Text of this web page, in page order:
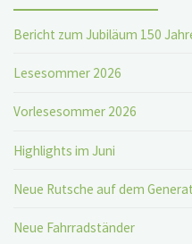
Bericht zum Jubiläum 150
Lesesommer 2026
Vorlesesommer 2026
Highlights im Juni
Neue Rutsche auf dem
Neue Fahrradständer